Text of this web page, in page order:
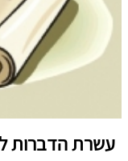
עשרת הדברות